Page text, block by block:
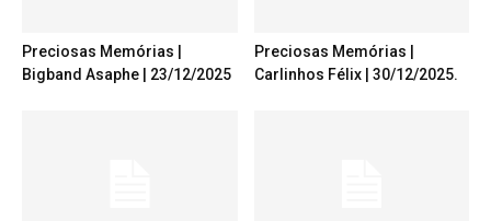
Preciosas Memórias |
Bigband Asaphe | 23/12/2025
Preciosas Memórias |
Carlinhos Félix | 30/12/2025.